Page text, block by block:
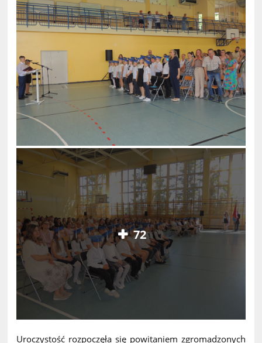
72
Uroczystość rozpoczęła się powitaniem zgromadzonych